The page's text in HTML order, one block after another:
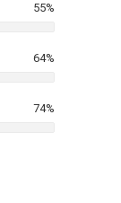
55%
64%
74%